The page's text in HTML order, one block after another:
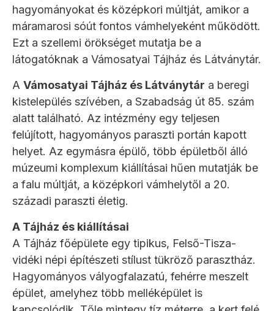
hagyományokat és középkori múltját, amikor a
máramarosi sóút fontos vámhelyeként működött.
Ezt a szellemi örökséget mutatja be a
látogatóknak a Vámosatyai Tájház és Látványtár.
A Vámosatyai Tájház és Látványtár a beregi
kistelepülés szívében, a Szabadság út 85. szám
alatt található. Az intézmény egy teljesen
felújított, hagyományos paraszti portán kapott
helyet. Az egymásra épülő, több épületből álló
múzeumi komplexum kiállításai hűen mutatják be
a falu múltját, a középkori vámhelytől a 20.
századi paraszti életig.
A Tájház és kiállításai
A Tájház főépülete egy tipikus, Felső-Tisza-
vidéki népi építészeti stílust tükröző parasztház.
Hagyományos vályogfalazatú, fehérre meszelt
épület, amelyhez több melléképület is